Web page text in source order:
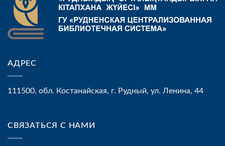
АДРЕС
111500, обл. Костанайская, г. Рудный, ул. Ленина, 44
СВЯЗАТЬСЯ С НАМИ